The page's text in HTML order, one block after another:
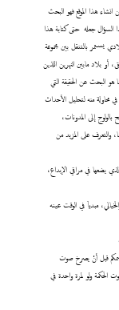
هذا الموقع فهو البحث
السؤال جعله حتى كتابة هذا
في مدونته والذي يحمل تاريخ العاشر من أيلول في العام ٢٠٤٠ ميلادي يستمر بالتنقل بين مجموعة
أو بلاد مابين النهرين اللذين
هو البحث عن الحقيقة التي
محاولة منه لتحليل الأحداث
إلى المدونات،
والتعرف على المزيد من
يضعها في مراقي الإبداع،
مبدياَ في الوقت عينه
باسمكم قبل أنْ يصرخ صوت
الحكمة ولو لمرة واحدة في